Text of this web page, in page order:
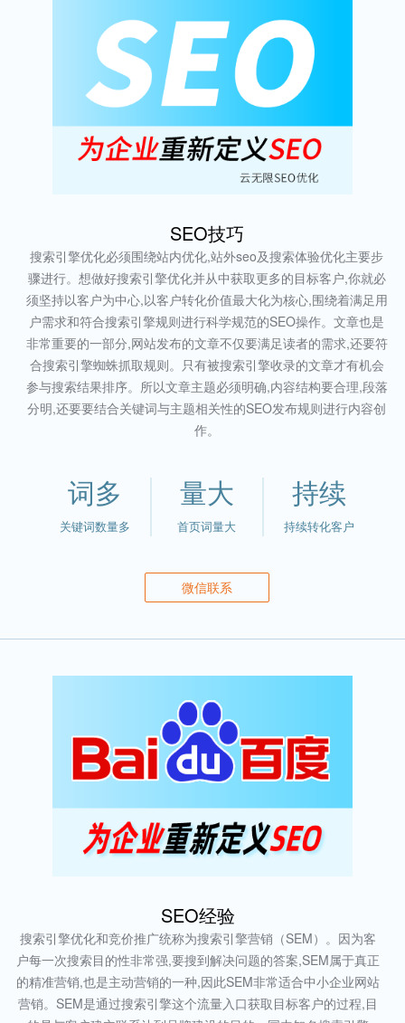
SEO技巧
搜索引擎优化必须围绕站内优化,站外seo及搜索体验优化主要步
骤进行。想做好搜索引擎优化并从中获取更多的目标客户,你就必
须坚持以客户为中心,以客户转化价值最大化为核心,围绕着满足用
户需求和符合搜索引擎规则进行科学规范的SEO操作。文章也是
非常重要的一部分,网站发布的文章不仅要满足读者的需求,还要符
合搜索引擎蜘蛛抓取规则。只有被搜索引擎收录的文章才有机会
参与搜索结果排序。所以文章主题必须明确,内容结构要合理,段落
分明,还要要结合关键词与主题相关性的SEO发布规则进行内容创
作。
词多
关键词数量多
量大
首页词量大
持续
持续转化客户
微信联系
SEO经验
搜索引擎优化和竞价推广统称为搜索引擎营销（SEM）。因为客
户每一次搜索目的性非常强,要搜到解决问题的答案,SEM属于真正
的精准营销,也是主动营销的一种,因此SEM非常适合中小企业网站
营销。SEM是通过搜索引擎这个流量入口获取目标客户的过程,目